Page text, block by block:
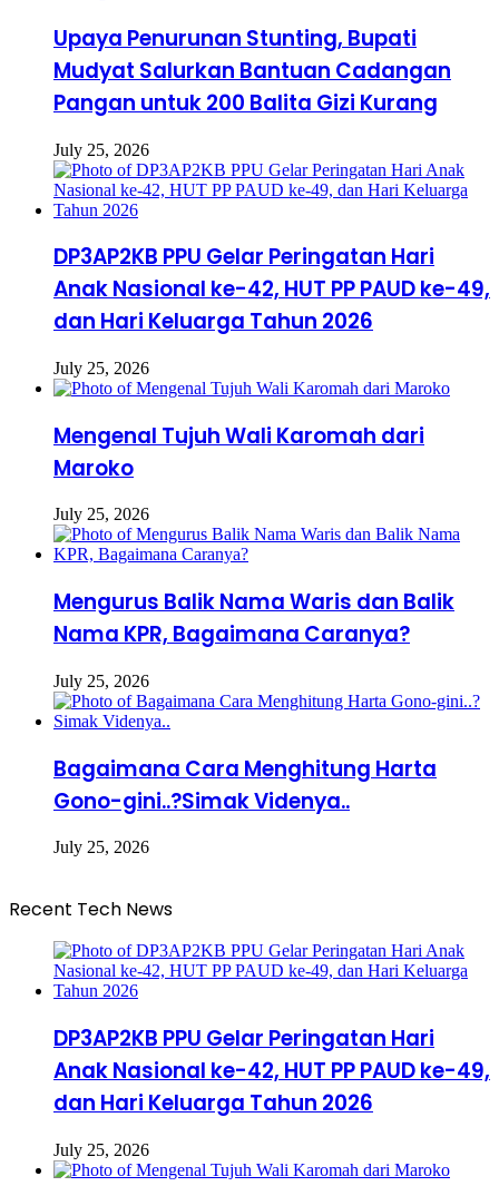
Upaya Penurunan Stunting, Bupati
Mudyat Salurkan Bantuan Cadangan
Pangan untuk 200 Balita Gizi Kurang
July 25, 2026
DP3AP2KB PPU Gelar Peringatan Hari
Anak Nasional ke-42, HUT PP PAUD ke-49,
dan Hari Keluarga Tahun 2026
July 25, 2026
Mengenal Tujuh Wali Karomah dari
Maroko
July 25, 2026
Mengurus Balik Nama Waris dan Balik
Nama KPR, Bagaimana Caranya?
July 25, 2026
Bagaimana Cara Menghitung Harta
Gono-gini..?Simak Videnya..
July 25, 2026
Recent Tech News
DP3AP2KB PPU Gelar Peringatan Hari
Anak Nasional ke-42, HUT PP PAUD ke-49,
dan Hari Keluarga Tahun 2026
July 25, 2026